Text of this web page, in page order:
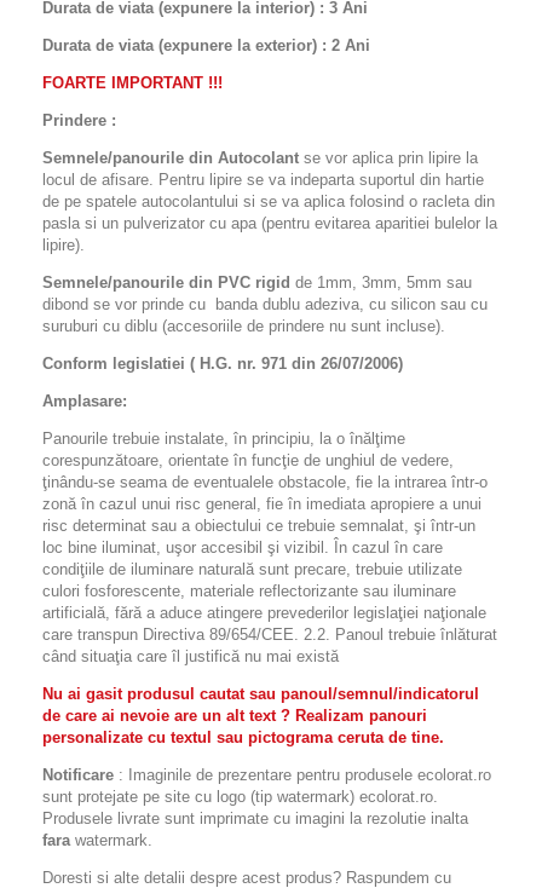
Durata de viata (expunere la interior) : 3 Ani
Durata de viata (expunere la exterior) : 2 Ani
FOARTE IMPORTANT !!!
Prindere :
Semnele/panourile din Autocolant se vor aplica prin lipire la
locul de afisare. Pentru lipire se va indeparta suportul din hartie
de pe spatele autocolantului si se va aplica folosind o racleta din
pasla si un pulverizator cu apa (pentru evitarea aparitiei bulelor la
lipire).
Semnele/panourile din PVC rigid de 1mm, 3mm, 5mm sau
dibond se vor prinde cu banda dublu adeziva, cu silicon sau cu
suruburi cu diblu (accesoriile de prindere nu sunt incluse).
Conform legislatiei ( H.G. nr. 971 din 26/07/2006)
Amplasare:
Panourile trebuie instalate, în principiu, la o înălţime
corespunzătoare, orientate în funcţie de unghiul de vedere,
ţinându-se seama de eventualele obstacole, fie la intrarea într-o
zonă în cazul unui risc general, fie în imediata apropiere a unui
risc determinat sau a obiectului ce trebuie semnalat, şi într-un
loc bine iluminat, uşor accesibil şi vizibil. În cazul în care
condiţiile de iluminare naturală sunt precare, trebuie utilizate
culori fosforescente, materiale reflectorizante sau iluminare
artificială, fără a aduce atingere prevederilor legislaţiei naţionale
care transpun Directiva 89/654/CEE. 2.2. Panoul trebuie înlăturat
când situaţia care îl justifică nu mai există
Nu ai gasit produsul cautat sau panoul/semnul/indicatorul
de care ai nevoie are un alt text ? Realizam panouri
personalizate cu textul sau pictograma ceruta de tine.
Notificare : Imaginile de prezentare pentru produsele ecolorat.ro
sunt protejate pe site cu logo (tip watermark) ecolorat.ro.
Produsele livrate sunt imprimate cu imagini la rezolutie inalta
fara watermark.
Doresti si alte detalii despre acest produs? Raspundem cu